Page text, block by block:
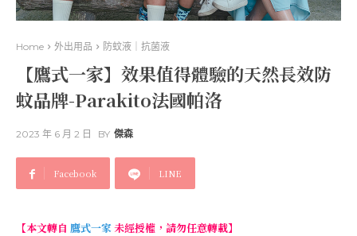
Home 外出用品 防蚊液｜抗菌液
【鷹式一家】效果值得體驗的天然長效防
蚊品牌-Parakito法國帕洛
2023 年 6 月 2 日 BY 傑森
Facebook LINE
【本文轉自 鷹式一家未經授權，請勿任意轉載】